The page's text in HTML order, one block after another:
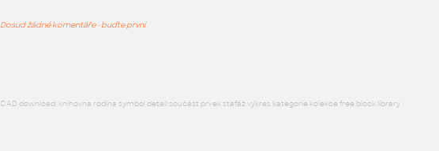
Dosud žádné komentáře - buďte první
CAD download: knihovna rodina symbol detail součást prvek stafáž výkres kategorie kolekce free block library